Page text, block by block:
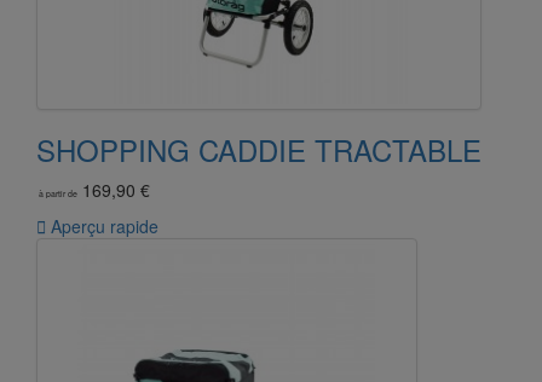
SHOPPING CADDIE TRACTABLE
à partir de 169,90 €
 Aperçu rapide